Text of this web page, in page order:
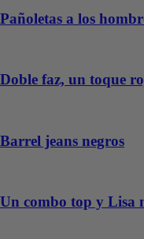
Pañoletas a los
Doble faz, un toque
Barrel jeans negros
Un combo top y Lisa